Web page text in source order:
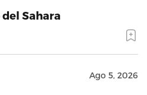
Sahara
Ago 5, 2026